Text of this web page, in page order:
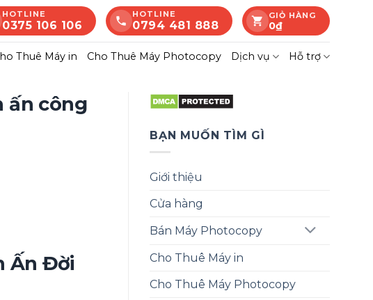
HOTLINE
0375 106 106
HOTLINE
0794 481 888
GIỎ HÀNG
0₫
Thuê Máy in Cho Thuê Máy Photocopy Dịch vụ Hỗ trợ
ấn công
Ấn Đời
BẠN MUỐN TÌM GÌ
Giới thiệu
Cửa hàng
Bán Máy Photocopy
Cho Thuê Máy in
Cho Thuê Máy Photocopy